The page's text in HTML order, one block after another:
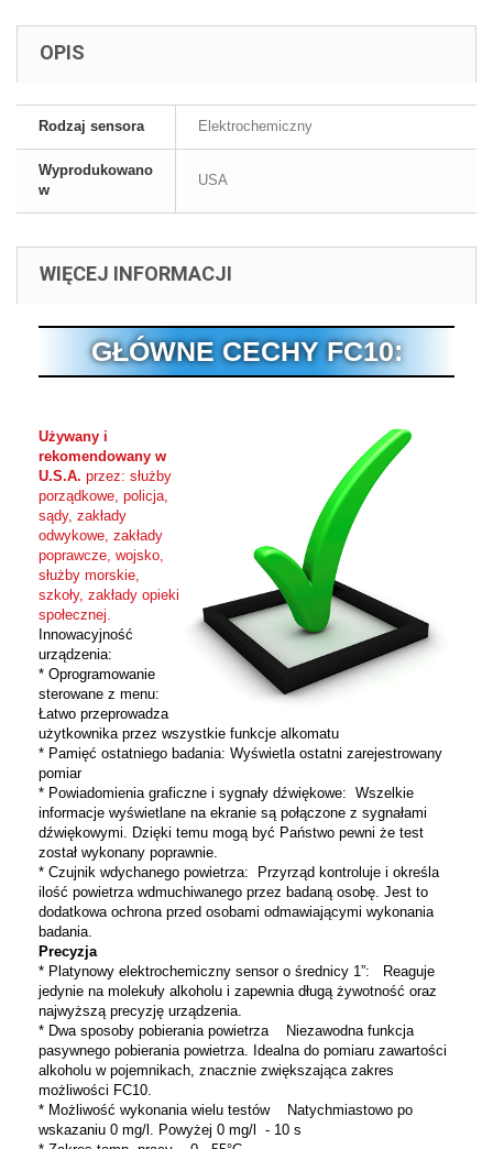
OPIS
Rodzaj sensora Elektrochemiczny
Wyprodukowano
w
USA
WIĘCEJ INFORMACJI
GŁÓWNE CECHY FC10:
Używany i
rekomendowany w
U.S.A. przez: służby
porządkowe, policja,
sądy, zakłady
odwykowe, zakłady
poprawcze, wojsko,
służby morskie,
szkoły, zakłady opieki
społecznej.
Innowacyjność
urządzenia:
* Oprogramowanie
sterowane z menu:
Łatwo przeprowadza
użytkownika przez wszystkie funkcje alkomatu
* Pamięć ostatniego badania: Wyświetla ostatni zarejestrowany
pomiar
* Powiadomienia graficzne i sygnały dźwiękowe: Wszelkie
informacje wyświetlane na ekranie są połączone z sygnałami
dźwiękowymi. Dzięki temu mogą być Państwo pewni że test
został wykonany poprawnie.
* Czujnik wdychanego powietrza: Przyrząd kontroluje i określa
ilość powietrza wdmuchiwanego przez badaną osobę. Jest to
dodatkowa ochrona przed osobami odmawiającymi wykonania
badania.
Precyzja
* Platynowy elektrochemiczny sensor o średnicy 1”: Reaguje
jedynie na molekuły alkoholu i zapewnia długą żywotność oraz
najwyższą precyzję urządzenia.
* Dwa sposoby pobierania powietrza Niezawodna funkcja
pasywnego pobierania powietrza. Idealna do pomiaru zawartości
alkoholu w pojemnikach, znacznie zwiększająca zakres
możliwości FC10.
* Możliwość wykonania wielu testów Natychmiastowo po
wskazaniu 0 mg/l. Powyżej 0 mg/l - 10 s